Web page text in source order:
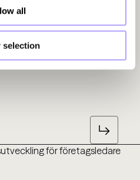
all
selection
för företagsledare